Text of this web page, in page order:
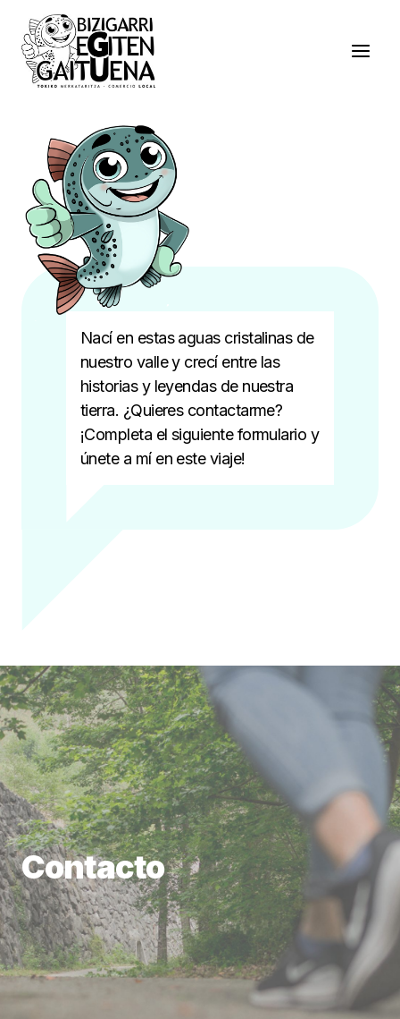
contenido
Nací en estas aguas cristalinas de
nuestro valle y crecí entre las
historias y leyendas de nuestra
tierra. ¿Quieres contactarme?
¡Completa el siguiente formulario y
únete a mí en este viaje!
Contacto